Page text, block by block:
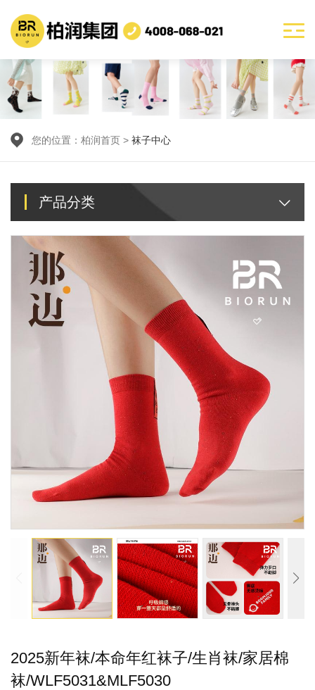
您的位置： 柏润首页 > 袜子中心
产品分类
2025新年袜/本命年红袜子/生肖袜/家居棉
袜/WLF5031&MLF5030